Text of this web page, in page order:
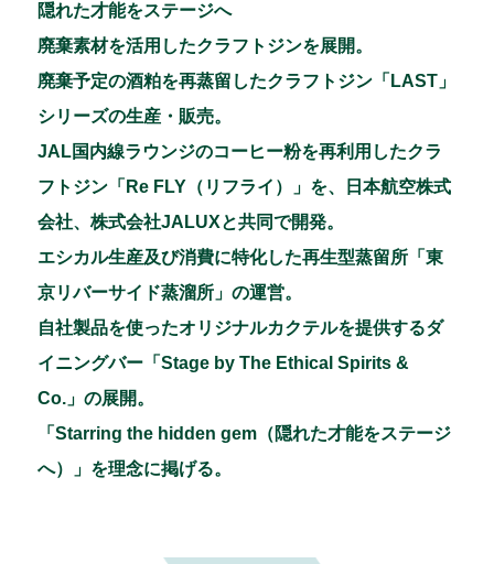
隠れた才能をステージへ
廃棄素材を活用したクラフトジンを展開。
廃棄予定の酒粕を再蒸留したクラフトジン「LAST」
シリーズの生産・販売。
JAL国内線ラウンジのコーヒー粉を再利用したクラ
フトジン「Re FLY（リフライ）」を、日本航空株式
会社、株式会社JALUXと共同で開発。
エシカル生産及び消費に特化した再生型蒸留所「東
京リバーサイド蒸溜所」の運営。
自社製品を使ったオリジナルカクテルを提供するダ
イニングバー「Stage by The Ethical Spirits &
Co.」の展開。
「Starring the hidden gem（隠れた才能をステージ
へ）」を理念に掲げる。